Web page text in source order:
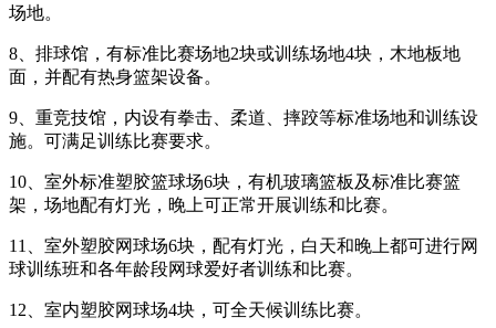
场地。
8、排球馆，有标准比赛场地2块或训练场地4块，木地板地
面，并配有热身篮架设备。
9、重竞技馆，内设有拳击、柔道、摔跤等标准场地和训练设
施。可满足训练比赛要求。
10、室外标准塑胶篮球场6块，有机玻璃篮板及标准比赛篮
架，场地配有灯光，晚上可正常开展训练和比赛。
11、室外塑胶网球场6块，配有灯光，白天和晚上都可进行网
球训练班和各年龄段网球爱好者训练和比赛。
12、室内塑胶网球场4块，可全天候训练比赛。